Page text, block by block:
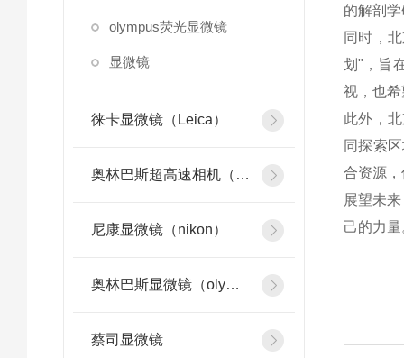
olympus荧光显微镜
显微镜
徕卡显微镜（Leica）
奥林巴斯超高速相机（olympus）
尼康显微镜（nikon）
奥林巴斯显微镜（olympus）
蔡司显微镜
的解剖
同时，
划"，旨
视，也
此外，
同探索
合资源
展望未
己的力